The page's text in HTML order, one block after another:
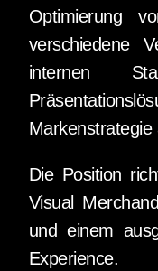
Optimierung
verschiedene
internen
Markenstrategie
Die Position
Visual
und einem
Experience.